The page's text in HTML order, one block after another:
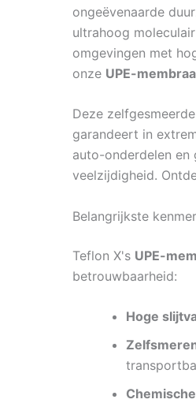
ongeëvenaarde
ultrahoog
omgevingen met
onze UPE-
Deze zelfgesmeerde
garandeert in
auto-onderdelen en
veelzijdigheid.
Belangrijkste
Teflon X's UPE-
betrouwbaarheid:
Hoge